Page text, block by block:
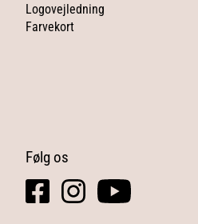
Logovejledning
Farvekort
Følg os
facebook
square
instagramyoutube